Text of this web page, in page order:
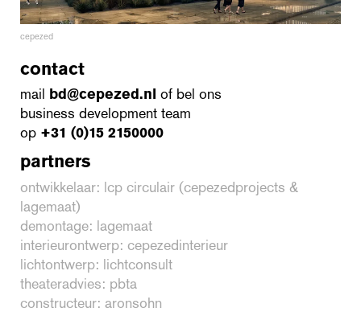
cepezed
contact
mail bd@cepezed.nl of bel ons
business development team
op +31 (0)15 2150000
partners
ontwikkelaar: lcp circulair (cepezedprojects &
lagemaat)
demontage: lagemaat
interieurontwerp: cepezedinterieur
lichtontwerp: lichtconsult
theateradvies: pbta
constructeur: aronsohn